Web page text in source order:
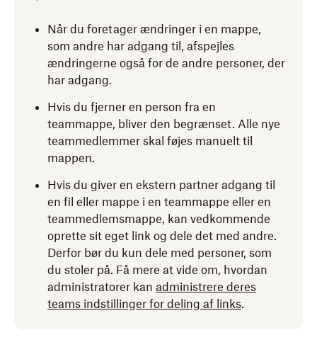
Når du foretager ændringer i en mappe,
som andre har adgang til, afspejles
ændringerne også for de andre personer, der
har adgang.
Hvis du fjerner en person fra en
teammappe, bliver den begrænset. Alle nye
teammedlemmer skal føjes manuelt til
mappen.
Hvis du giver en ekstern partner adgang til
en fil eller mappe i en teammappe eller en
teammedlemsmappe, kan vedkommende
oprette sit eget link og dele det med andre.
Derfor bør du kun dele med personer, som
du stoler på. Få mere at vide om, hvordan
administratorer kan administrere deres
teams indstillinger for deling af links.